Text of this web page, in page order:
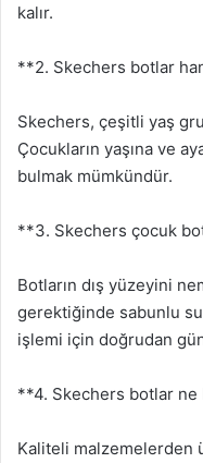
kalır.
**2. Skechers botlar
Skechers, çeşitli yaş
Çocukların yaşına ve
bulmak mümkündür.
**3. Skechers çocuk
Botların dış yüzeyini
gerektiğinde sabunlu
işlemi için doğrudan
**4. Skechers botlar ne
Kaliteli malzemelerden